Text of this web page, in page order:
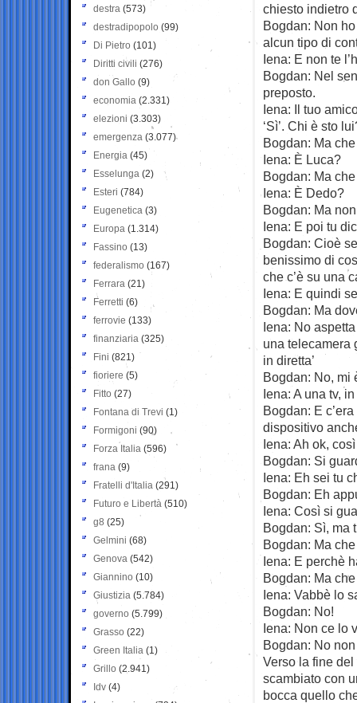
chiesto indietro
Bogdan: Non
alcun tipo di
Iena: E non te
Bogdan: Nel
preposto.
Iena: Il tuo
‘Sì’. Chi è sto
Bogdan: Ma
Iena: È Luca?
Bogdan: Ma
Iena: È Dedo?
Bogdan: Ma
Iena: E poi tu
Bogdan: Cioè
benissimo di
che c’è su una
Iena: E quindi
Bogdan: Ma
Iena: No
una telecamera
in diretta’
Bogdan: No, mi
Iena: A una tv,
Bogdan: E
dispositivo
Iena: Ah ok,
Bogdan: Si
Iena: Eh sei tu
Bogdan: Eh
Iena: Così si
Bogdan: Sì, ma
Bogdan: Ma
Iena: E perchè
Bogdan: Ma
Iena: Vabbè lo
Bogdan: No!
Iena: Non ce lo
Bogdan: No
Verso la fine
scambiato con
bocca quello
destra (573)
destradipopolo (99)
Di Pietro (101)
Diritti civili (276)
don Gallo (9)
economia (2.331)
elezioni (3.303)
emergenza (3.077)
Energia (45)
Esselunga (2)
Esteri (784)
Eugenetica (3)
Europa (1.314)
Fassino (13)
federalismo (167)
Ferrara (21)
Ferretti (6)
ferrovie (133)
finanziaria (325)
Fini (821)
fioriere (5)
Fitto (27)
Fontana di Trevi (1)
Formigoni (90)
Forza Italia (596)
frana (9)
Fratelli d'Italia (291)
Futuro e Libertà (510)
g8 (25)
Gelmini (68)
Genova (542)
Giannino (10)
Giustizia (5.784)
governo (5.799)
Grasso (22)
Green Italia (1)
Grillo (2.941)
Idv (4)